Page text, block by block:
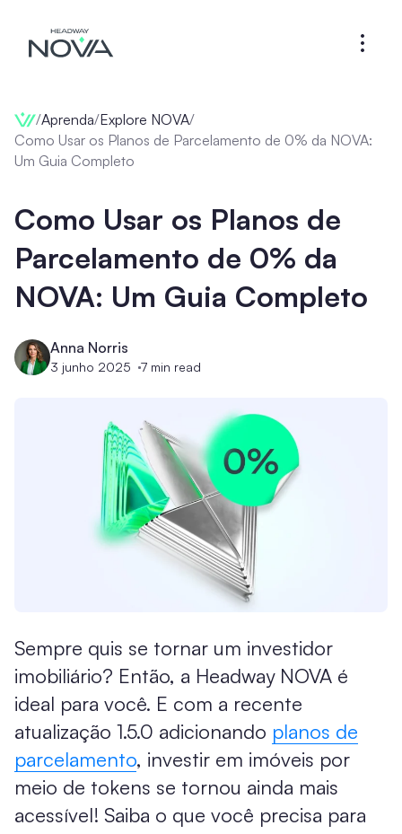
/Aprenda/Explore NOVA/
Como Usar os Planos de Parcelamento de 0% da NOVA:
Um Guia Completo
Como Usar os Planos de
Parcelamento de 0% da
NOVA: Um Guia Completo
Anna Norris
3 junho 2025 7 min read
Sempre quis se tornar um investidor
imobiliário? Então, a Headway NOVA é
ideal para você. E com a recente
atualização 1.5.0 adicionando planos de
parcelamento, investir em imóveis por
meio de tokens se tornou ainda mais
acessível! Saiba o que você precisa para